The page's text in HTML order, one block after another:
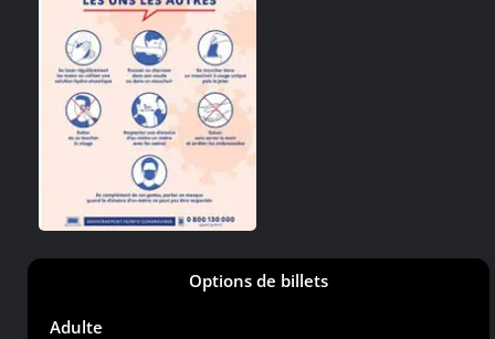
Options de billets
Adulte